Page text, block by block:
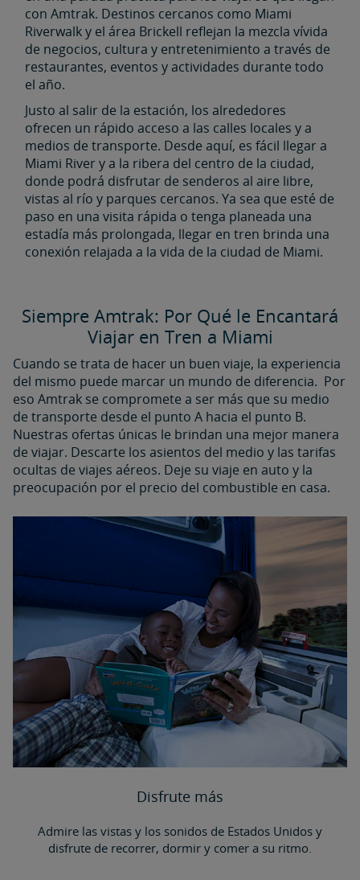
con Amtrak. Destinos cercanos como Miami
Riverwalk y el área Brickell reflejan la mezcla vívida
de negocios, cultura y entretenimiento a través de
restaurantes, eventos y actividades durante todo
el año.
Justo al salir de la estación, los alrededores
ofrecen un rápido acceso a las calles locales y a
medios de transporte. Desde aquí, es fácil llegar a
Miami River y a la ribera del centro de la ciudad,
donde podrá disfrutar de senderos al aire libre,
vistas al río y parques cercanos. Ya sea que esté de
paso en una visita rápida o tenga planeada una
estadía más prolongada, llegar en tren brinda una
conexión relajada a la vida de la ciudad de Miami.
Siempre Amtrak: Por Qué le Encantará
Viajar en Tren a Miami
Cuando se trata de hacer un buen viaje, la experiencia
del mismo puede marcar un mundo de diferencia. Por
eso Amtrak se compromete a ser más que su medio
de transporte desde el punto A hacia el punto B.
Nuestras ofertas únicas le brindan una mejor manera
de viajar. Descarte los asientos del medio y las tarifas
ocultas de viajes aéreos. Deje su viaje en auto y la
preocupación por el precio del combustible en casa.
Disfrute más
Admire las vistas y los sonidos de Estados Unidos y
disfrute de recorrer, dormir y comer a su ritmo.